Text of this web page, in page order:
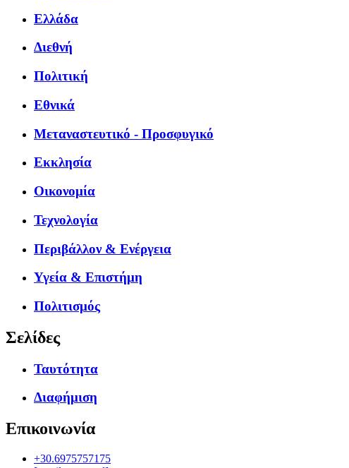
Ελλάδα
Διεθνή
Πολιτική
Εθνικά
Μεταναστευτικό - Προσφυγικό
Εκκλησία
Οικονομία
Τεχνολογία
Περιβάλλον & Ενέργεια
Υγεία & Επιστήμη
Πολιτισμός
Σελίδες
Ταυτότητα
Διαφήμιση
Επικοινωνία
+30.6975757175